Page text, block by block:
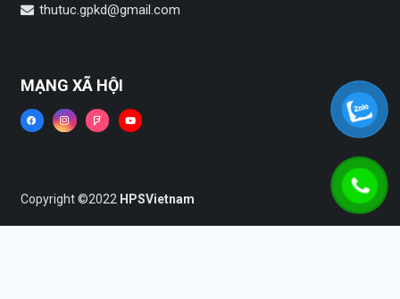
thutuc.gpkd@gmail.com
MẠNG XÃ HỘI
Copyright ©2022 HPSVietnam